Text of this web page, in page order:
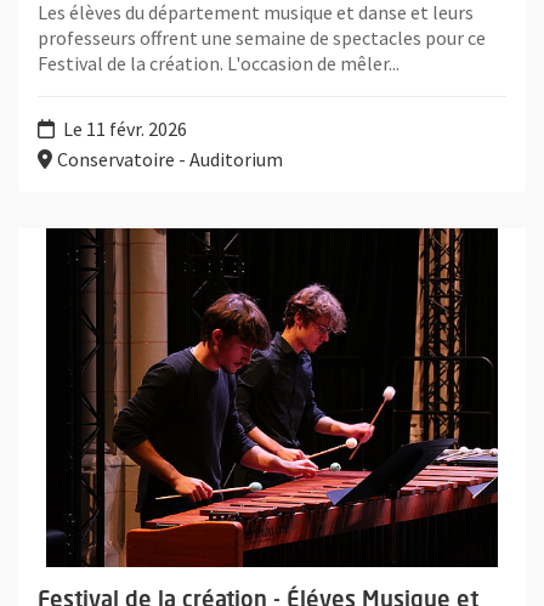
Les élèves du département musique et danse et leurs
professeurs offrent une semaine de spectacles pour ce
Festival de la création. L'occasion de mêler...
Le 11 févr. 2026
Conservatoire - Auditorium
Festival de la création - Éléves Musique et
Plus d'information sur l'évènement : Festival de la création -